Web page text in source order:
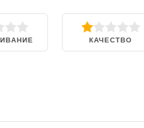
КАЧЕСТВО